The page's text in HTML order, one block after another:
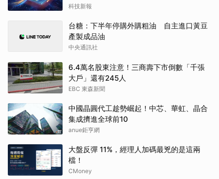
科技新報
台糖：下半年停購外購粗油 自主進口黃豆
產製成品油
中央通訊社
6.4萬名股東注意！三商壽下市倒數「千張
大戶」還有245人
EBC 東森新聞
中國晶圓代工趁勢崛起！中芯、華虹、晶合
集成擠進全球前10
anue鉅亨網
大盤反彈 11%，經理人加碼最兇的是這兩
檔！
CMoney